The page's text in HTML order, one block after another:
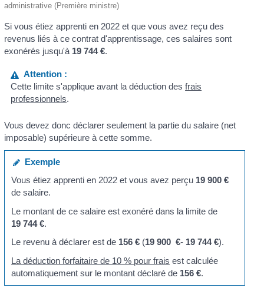
administrative (Première ministre)
Si vous étiez apprenti en 2022 et que vous avez reçu des
revenus liés à ce contrat d'apprentissage, ces salaires sont
exonérés jusqu'à 19 744 €.
Attention :
Cette limite s'applique avant la déduction desfrais
professionnels.
Vous devez donc déclarer seulement la partie du salaire (net
imposable) supérieure à cette somme.
Exemple
Vous étiez apprenti en 2022 et vous avez perçu 19 900 €
de salaire.
Le montant de ce salaire est exonéré dans la limite de
19 744 €.
Le revenu à déclarer est de 156 € (19 900 €- 19 744 €).
La déduction forfaitaire de 10 % pour frais est calculée
automatiquement sur le montant déclaré de 156 €.